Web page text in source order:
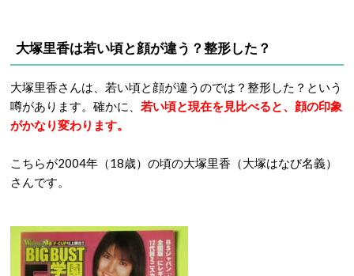
大塚里香は若い頃と顔が違う？整形した？
大塚里香さんは、若い頃と顔が違うのでは？整形した？という
噂があります。確かに、 若い頃と現在を見比べると、顔の印象
がかなり変わります。
こちらが2004年（18歳）の頃の大塚里香（大塚はなび名義）
さんです。